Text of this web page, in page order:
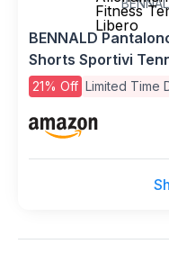
Fitness
Libero
BENNALD
Shorts Sportivi
Traspirante
Asciugatura
Tempo Libero
21% Off Limited Time